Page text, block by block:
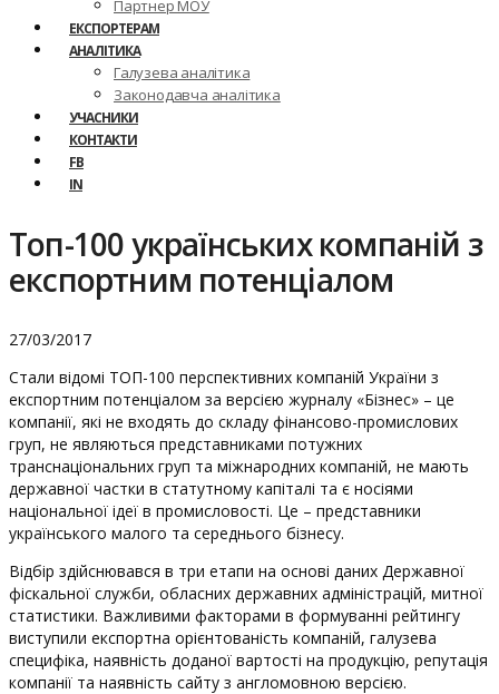
Партнер МОУ
ЕКСПОРТЕРАМ
АНАЛІТИКА
Галузева аналітика
Законодавча аналітика
УЧАСНИКИ
КОНТАКТИ
FB
IN
Топ-100 українських компаній з
експортним потенціалом
27/03/2017
Стали відомі ТОП-100 перспективних компаній України з
експортним потенціалом за версією журналу «Бізнес» – це
компанії, які не входять до складу фінансово-промислових
груп, не являються представниками потужних
транснаціональних груп та міжнародних компаній, не мають
державної частки в статутному капіталі та є носіями
національної ідеї в промисловості. Це – представники
українського малого та середнього бізнесу.
Відбір здійснювався в три етапи на основі даних Державної
фіскальної служби, обласних державних адміністрацій, митної
статистики. Важливими факторами в формуванні рейтингу
виступили експортна орієнтованість компаній, галузева
специфіка, наявність доданої вартості на продукцію, репутація
компанії та наявність сайту з англомовною версією.